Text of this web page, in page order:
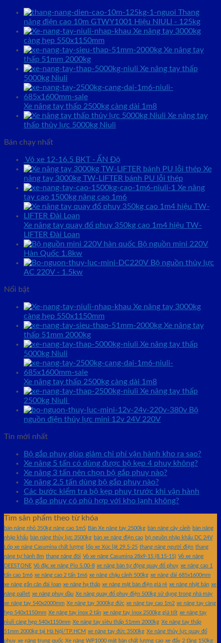
Thang
nâng điện cao 10m GTWY1001 Hiệu NIULI - 125kg
Xe nâng tay 3000kg
càng hẹp 550x1150mm
Xe nâng tay
thấp 51mm 2000kg
Xe nâng tay thấp
5000kg Niuli
Xe nâng tay thấp 2500kg càng dài 1m8
Xe nâng tay
thấp thủy lực 5000kg Niuli
Bán chạy nhất
Vỏ xe 12-16.5 BKT - ẤN Độ
Xe
nâng tay 3000kg TW-LIFTER bánh PU lỗi thép
Xe nâng
tay cao 1500kg nâng cao 1m6
Xe nâng tay quay đổ phuy 350kg cao 1m4 hiệu TW-
LIFTER Đài Loan
Bộ nguồn mini 220V
Hàn Quốc 1.8kw
Bộ nguồn thủy lực
AC 220V - 1.5kw
Nổi bật
Xe nâng tay 3000kg
càng hẹp 550x1150mm
Xe nâng tay
thấp 51mm 2000kg
Xe nâng tay thấp
5000kg Niuli
Xe nâng tay thấp 2500kg càng dài 1m8
Xe nâng tay thấp
2500kg Niuli
Bộ
nguồn điện thủy lực mini 12v 24V 220V
Tin mới nhất
Bộ gắp phuy giúp giảm chi phí vận hành kho ra sao?
Xe nâng 5 tấn có dùng được bộ kẹp 4 phuy không?
Xe nâng 3 tấn nên chọn bộ gắp phuy nào?
Xe nâng 2.5 tấn dùng bộ gắp phuy nào?
Các bước kiểm tra bộ kẹp phuy trước khi vận hành
Bộ gắp phuy có phù hợp với kho lạnh không?
Tìm sản phẩm theo từ khóa
bàn nâng nhỏ 350kg nâng cao 1m5 Bán Xe nâng tay 2500kg bàn nâng cây cảnh bàn nâng
nhập khẩu bàn nâng thủy lực 3500kg bán xe nâng điện cao bộ nguồn nhập khẩu DC 24V
Lốp xe nâng Casumina chất lượng
lốp xe Xúc lật 29.5-25 thang nâng người điện thang
nâng tự hành 8m thang nâng đôi Vỏ xe nâng Casumina 28x9-15 (8.15-15) Vỏ xe nâng
DEESTONE Vỏ đặc xe nâng Pio 5.00-8 xe nâng bán tự động quay đổ phuy xe nâng cao 1
tấn cao 1m6 xe nâng cao 2 tấn 1m6 xe nâng chậu cảnh 500kg xe nâng dài 685x1600mm
xe nâng gắn cân đài loan xe nâng hạ thấp xe nâng mặt bàn điện giá rẻ xe nâng nhật bản xe
nâng pallet xe nâng phuy dầu Xe nâng quay đổ phuy điện 500kg sử dụng trong nhà máy
xe nâng tay 540x2000mm Xe nâng tay 3000kg đức xe nâng tay cao 1m2 xe nâng tay càng
hẹp 540x1150mm Xe nâng tay inox 2 tấn xe nâng tay inox 2500kg giá tốt xe nâng tay
niuli càng hẹp 540x1150mm Xe nâng tay siêu thấp 51mm 2000kg Xe nâng tay thấp
51mm 2000kg tại Hà Nội/TP.HCM xe nâng tay đức 3500kg Xe nâng thủy lực quay đổ
phuy xe nâng trung quốc Xe nâng WP1000 mặt bàn chất lượng cao xe đẩy 2 tầng 150kg